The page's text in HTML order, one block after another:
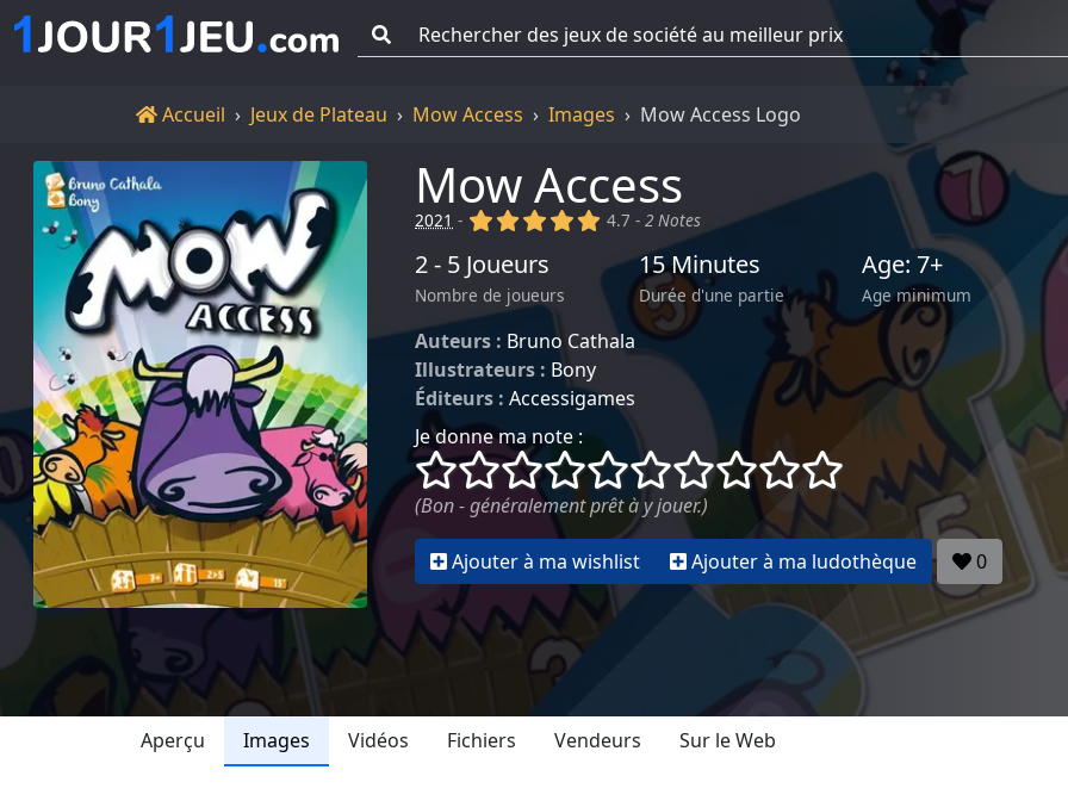
Accueil
Accueil Jeux de Plateau Mow Access Images Mow Access Logo
Mow Access
2021 - (x) (x) (x) (x) (x)
4.7 -2 Notes
2 - 5 Joueurs
Nombre de joueurs
15 Minutes
Durée d'une partie
Age: 7+
Age minimum
Auteurs : Bruno Cathala
Illustrateurs : Bony
Éditeurs : Accessigames
Je donne ma note :
()
() () () () () () () ()
(Bon - généralement prêt à y jouer.)
Ajouter à ma wishlist Ajouter à ma ludothèque 0
Aperçu Images Vidéos Fichiers Vendeurs Sur le Web